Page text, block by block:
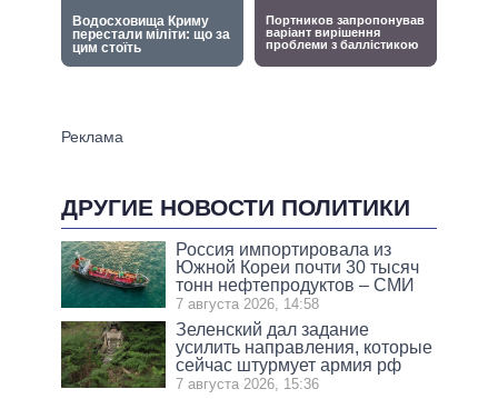
ДРУГИЕ НОВОСТИ ПОЛИТИКИ
Россия импортировала из
Южной Кореи почти 30 тысяч
тонн нефтепродуктов – СМИ
7 августа 2026, 14:58
Зеленский дал задание
усилить направления, которые
сейчас штурмует армия рф
7 августа 2026, 15:36